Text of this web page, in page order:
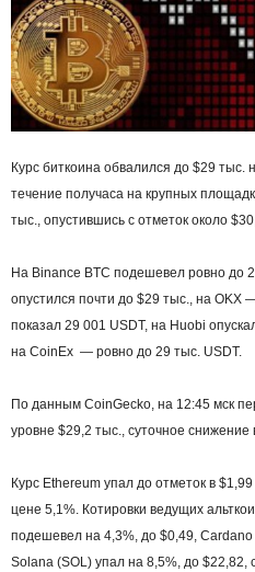
Курс биткоина обвалился до $29
течение получаса на крупных
тыс., опустившись с отметок около
На Binance BTC подешевел ровно до
опустился почти до $29 тыс., на OKX
показал 29 001 USDT, на Huobi
на CoinEx — ровно до 29 тыс. USDT.
По данным CoinGecko, на 12:45 мск
уровне $29,2 тыс., суточное
Курс Ethereum упал до отметок в
цене 5,1%. Котировки ведущих
подешевел на 4,3%, до $0,49,
Solana (SOL) упал на 8,5%, до $22,82,